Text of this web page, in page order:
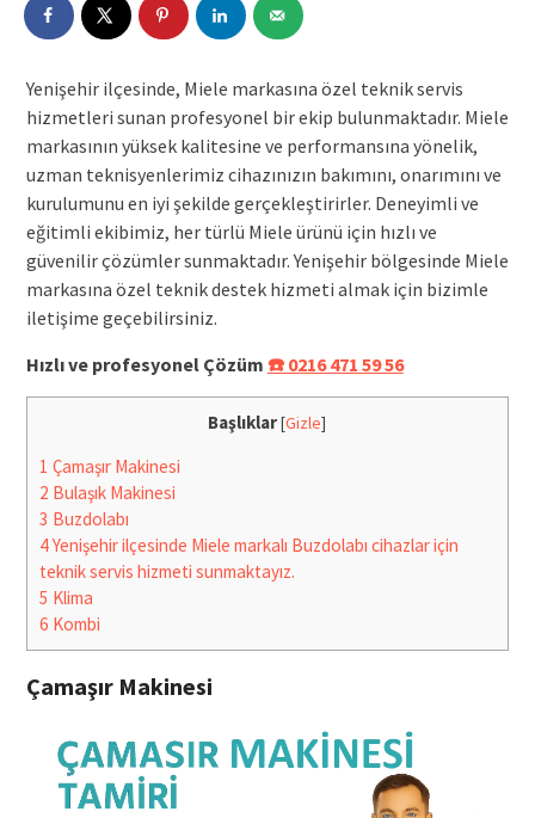
Yenişehir ilçesinde, Miele markasına özel teknik servis
hizmetleri sunan profesyonel bir ekip bulunmaktadır. Miele
markasının yüksek kalitesine ve performansına yönelik,
uzman teknisyenlerimiz cihazınızın bakımını, onarımını ve
kurulumunu en iyi şekilde gerçekleştirirler. Deneyimli ve
eğitimli ekibimiz, her türlü Miele ürünü için hızlı ve
güvenilir çözümler sunmaktadır. Yenişehir bölgesinde Miele
markasına özel teknik destek hizmeti almak için bizimle
iletişime geçebilirsiniz.
Hızlı ve profesyonel Çözüm ☎️ 0216 471 59 56
Başlıklar[Gizle]
1 Çamaşır Makinesi
2 Bulaşık Makinesi
3 Buzdolabı
4Yenişehir ilçesinde Miele markalı Buzdolabı cihazlar için
teknik servis hizmeti sunmaktayız.
5 Klima
6 Kombi
Çamaşır Makinesi